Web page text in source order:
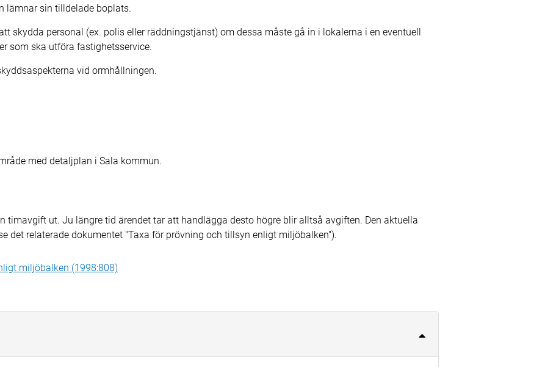
lämnar sin tilldelade boplats.
skydda personal (ex. polis eller räddningstjänst) om dessa måste gå in i lokalerna i en eventuell
som ska utföra fastighetsservice.
vid ormhållningen.
med detaljplan i Sala kommun.
timavgift ut. Ju längre tid ärendet tar att handlägga desto högre blir alltså avgiften. Den aktuella
det relaterade dokumentet "Taxa för prövning och tillsyn enligt miljöbalken").
miljöbalken (1998:808)